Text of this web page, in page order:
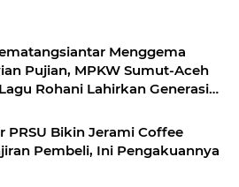
Menggema
Pujian, MPKW Sumut-Aceh
Rohani Lahirkan Generasi
PRSU Bikin Jerami Coffee
Pembeli, Ini Pengakuannya